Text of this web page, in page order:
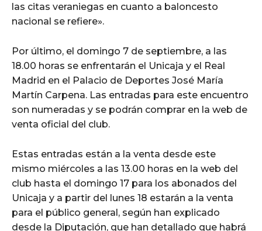
las citas veraniegas en cuanto a baloncesto
nacional se refiere».
Por último, el domingo 7 de septiembre, a las
18.00 horas se enfrentarán el Unicaja y el Real
Madrid en el Palacio de Deportes José María
Martín Carpena. Las entradas para este encuentro
son numeradas y se podrán comprar en la web de
venta oficial del club.
Estas entradas están a la venta desde este
mismo miércoles a las 13.00 horas en la web del
club hasta el domingo 17 para los abonados del
Unicaja y a partir del lunes 18 estarán a la venta
para el público general, según han explicado
desde la Diputación, que han detallado que habrá